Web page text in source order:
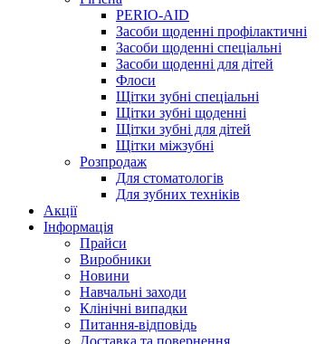
PERIO-AID
Засоби щоденні профілактичні
Засоби щоденні спеціальні
Засоби щоденні для дітей
Флоси
Щітки зубні спеціальні
Щітки зубні щоденні
Щітки зубні для дітей
Щітки міжзубні
Розпродаж
Для стоматологів
Для зубних техніків
Акції
Інформація
Прайси
Виробники
Новини
Навчальні заходи
Клінічні випадки
Питання-відповідь
Доставка та повернення